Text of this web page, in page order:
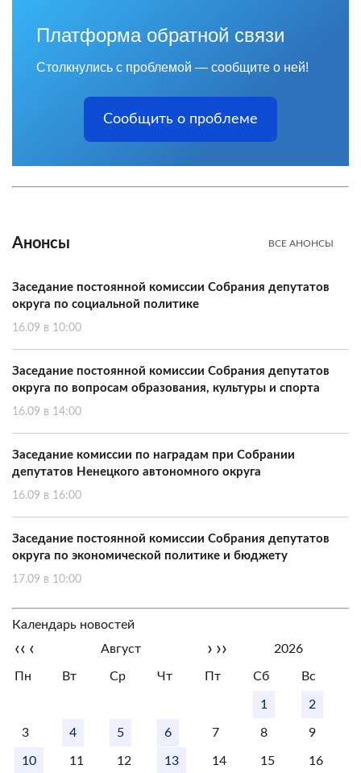
Платформа обратной связи
Столкнулись с проблемой — сообщите о ней!
Сообщить о проблеме
Анонсы ВСЕ АНОНСЫ
Заседание постоянной комиссии Собрания депутатов
округа по социальной политике
16.09 в 10:00
Заседание постоянной комиссии Собрания депутатов
округа по вопросам образования, культуры и спорта
16.09 в 14:00
Заседание комиссии по наградам при Собрании
депутатов Ненецкого автономного округа
16.09 в 16:00
Заседание постоянной комиссии Собрания депутатов
округа по экономической политике и бюджету
17.09 в 10:00
Календарь новостей
‹‹ ‹ Август › ›› 2026
Пн Вт Ср Чт Пт Сб Вс
1 2
3 4 5 6 7 8 9
10 11 12 13 14 15 16